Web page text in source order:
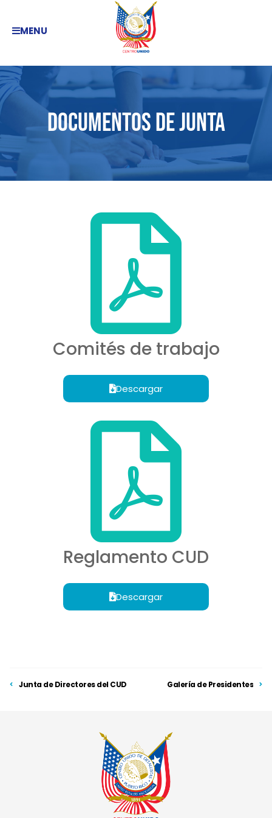
MENU
Documentos de Junta
Comités de trabajo
Descargar
Reglamento CUD
Descargar
Junta de Directores del CUD Galería de Presidentes